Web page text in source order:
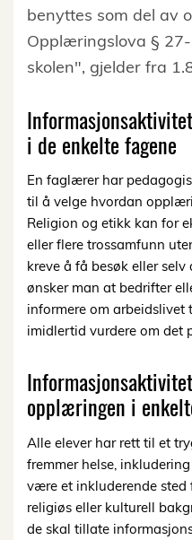
benyttes som del av
Opplæringslova §
skolen", gjelder fra
i de enkelte fagene
En faglærer har
til å velge hvordan
Religion og etikk kan for
eller flere trossamfunn
kreve å få besøk eller
ønsker man at bedrifter
informere om arbeidslivet
imidlertid vurdere om det
opplæringen i
Alle elever har rett til et
fremmer helse,
være et inkluderende sted
religiøs eller kulturell
de skal tillate